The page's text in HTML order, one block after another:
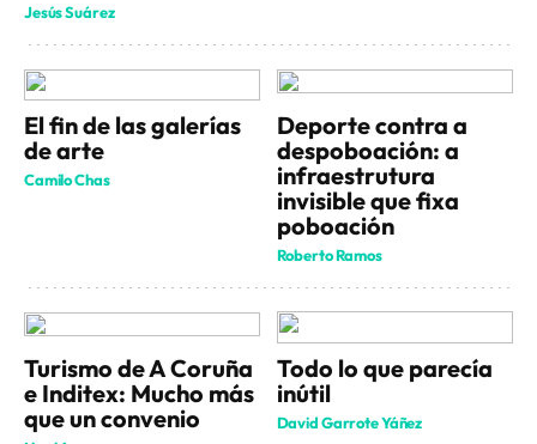
Jesús Suárez
El fin de las galerías
de arte
Camilo Chas
Deporte contra a
despoboación: a
infraestrutura
invisible que fixa
poboación
Roberto Ramos
Turismo de A Coruña
e Inditex: Mucho más
que un convenio
Todo lo que parecía
inútil
David Garrote Yáñez